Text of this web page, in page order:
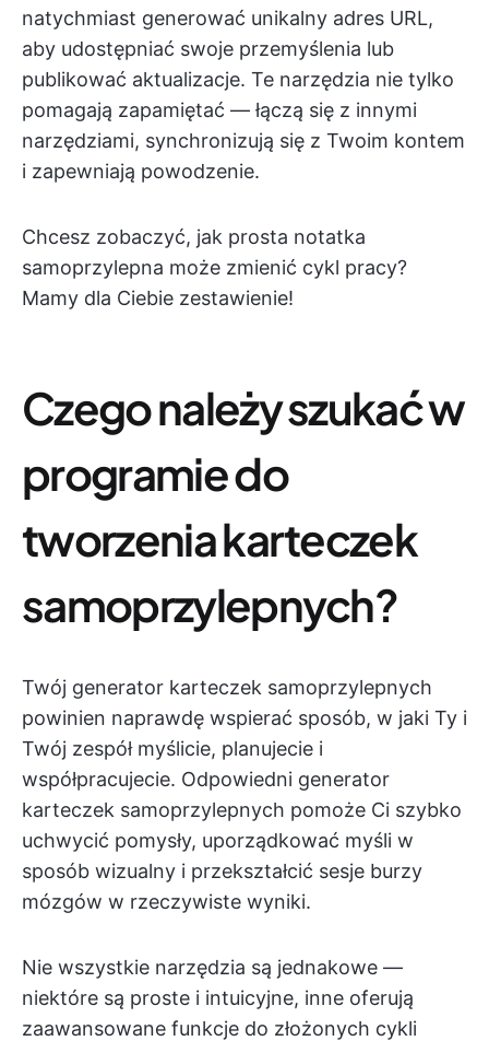
natychmiast generować unikalny adres URL,
aby udostępniać swoje przemyślenia lub
publikować aktualizacje. Te narzędzia nie tylko
pomagają zapamiętać — łączą się z innymi
narzędziami, synchronizują się z Twoim kontem
i zapewniają powodzenie.
Chcesz zobaczyć, jak prosta notatka
samoprzylepna może zmienić cykl pracy?
Mamy dla Ciebie zestawienie!
Czego należy szukać w
programie do
tworzenia karteczek
samoprzylepnych?
Twój generator karteczek samoprzylepnych
powinien naprawdę wspierać sposób, w jaki Ty i
Twój zespół myślicie, planujecie i
współpracujecie. Odpowiedni generator
karteczek samoprzylepnych pomoże Ci szybko
uchwycić pomysły, uporządkować myśli w
sposób wizualny i przekształcić sesje burzy
mózgów w rzeczywiste wyniki.
Nie wszystkie narzędzia są jednakowe —
niektóre są proste i intuicyjne, inne oferują
zaawansowane funkcje do złożonych cykli